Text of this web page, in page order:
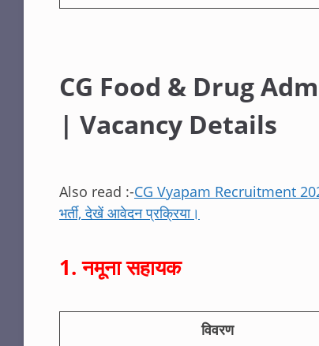
CG Food & Drug
| Vacancy Details
Also read :-CG Vyapam Recruitment
भर्ती, देखें आवेदन प्रक्रिया।
1. नमूना सहायक
विवरण